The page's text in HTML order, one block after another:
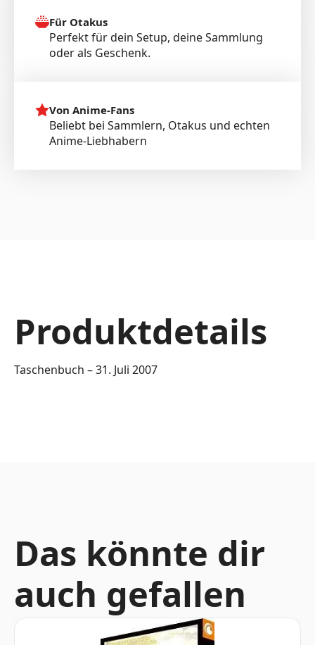
Für Otakus
Perfekt für dein Setup, deine Sammlung
oder als Geschenk.
Von Anime-Fans
Beliebt bei Sammlern, Otakus und echten
Anime-Liebhabern
Produktdetails
Taschenbuch – 31. Juli 2007
Das könnte dir
auch gefallen